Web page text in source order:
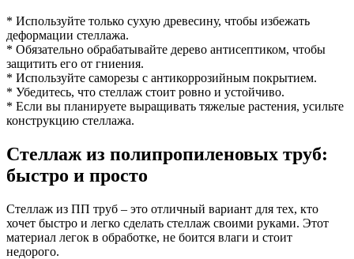
* Используйте только сухую древесину, чтобы избежать
деформации стеллажа.
* Обязательно обрабатывайте дерево антисептиком, чтобы
защитить его от гниения.
* Используйте саморезы с антикоррозийным покрытием.
* Убедитесь, что стеллаж стоит ровно и устойчиво.
* Если вы планируете выращивать тяжелые растения, усильте
конструкцию стеллажа.
Стеллаж из полипропиленовых труб:
быстро и просто
Стеллаж из ПП труб – это отличный вариант для тех, кто
хочет быстро и легко сделать стеллаж своими руками. Этот
материал легок в обработке, не боится влаги и стоит
недорого.